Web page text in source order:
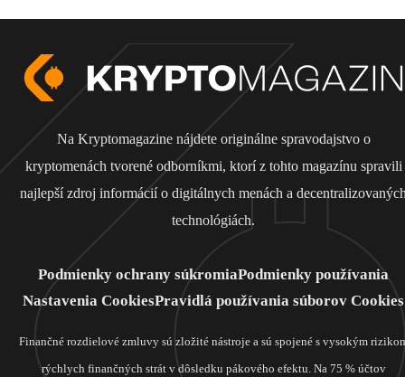
Na Kryptomagazine nájdete originálne spravodajstvo o
kryptomenách tvorené odborníkmi, ktorí z tohto magazínu spravili
najlepší zdroj informácií o digitálnych menách a
technológiách.
Podmienky ochrany súkromiaPodmienky používania
Nastavenia CookiesPravidlá používania súborov Cookies
Finančné rozdielové zmluvy sú zložité nástroje a sú spojené s vysokým
rýchlych finančných strát v dôsledku pákového efektu. Na 75 % účtov